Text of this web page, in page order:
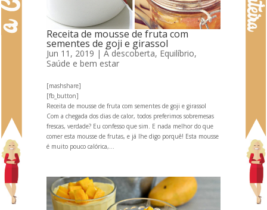
Receita de mousse de fruta com
sementes de goji e girassol
Jun 11, 2019 | À descoberta, Equilíbrio,
Saúde e bem estar
[mashshare]
[fb_button]
Receita de mousse de fruta com sementes de goji e girassol
Com a chegada dos dias de calor, todos preferimos sobremesas
frescas, verdade? Eu confesso que sim. E nada melhor do que
comer esta mousse de frutas, e já lhe digo porquê! Esta mousse
é muito pouco calórica,...